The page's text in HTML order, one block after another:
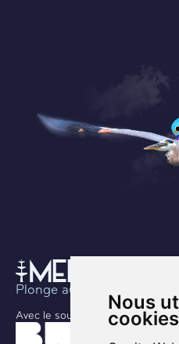
Nous
cookies
Plonge au coeur de l’histoire
Avec le soutien de